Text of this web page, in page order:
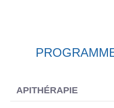
APITHÉRAPIE